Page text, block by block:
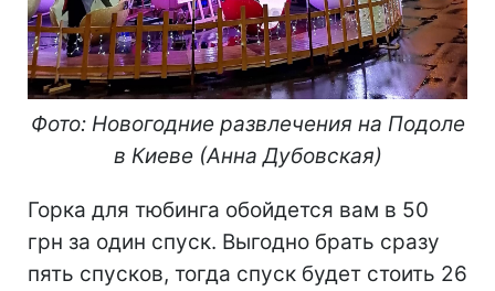
Фото: Новогодние развлечения на Подоле
в Киеве (Анна Дубовская)
Горка для тюбинга обойдется вам в 50
грн за один спуск. Выгодно брать сразу
пять спусков, тогда спуск будет стоить 26